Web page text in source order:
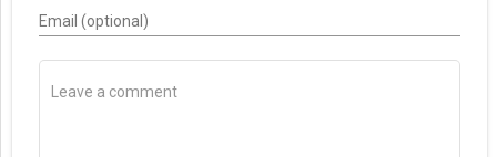
Email (optional)